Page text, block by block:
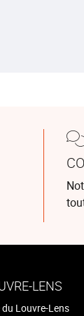
LENS
du Louvre-Lens